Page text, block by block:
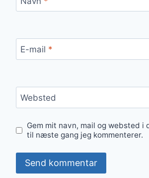
E-mail *
Websted
Gem mit navn, mail og websted i
til næste gang jeg kommenterer.